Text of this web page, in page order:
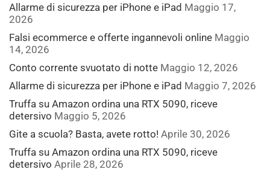
Allarme di sicurezza per iPhone e iPad Maggio 17,
2026
Falsi ecommerce e offerte ingannevoli online Maggio
14, 2026
Conto corrente svuotato di notte Maggio 12, 2026
Allarme di sicurezza per iPhone e iPad Maggio 7, 2026
Truffa su Amazon ordina una RTX 5090, riceve
detersivo Maggio 5, 2026
Gite a scuola? Basta, avete rotto! Aprile 30, 2026
Truffa su Amazon ordina una RTX 5090, riceve
detersivo Aprile 28, 2026